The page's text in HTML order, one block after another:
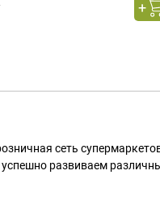
сеть
развиваем